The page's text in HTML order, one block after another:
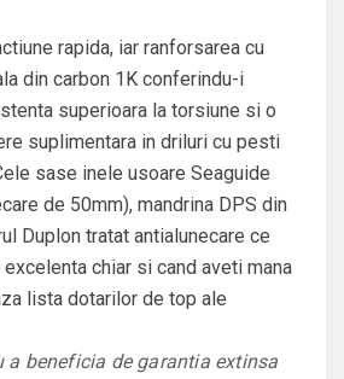
rapida, iar ranforsarea cu
din carbon 1K conferindu-i
superioara la torsiune si o
suplimentara in driluri cu pesti
sase inele usoare Seaguide
de 50mm), mandrina DPS din
Duplon tratat antialunecare ce
chiar si cand aveti mana
lista dotarilor de top ale
a beneficia de garantia extinsa